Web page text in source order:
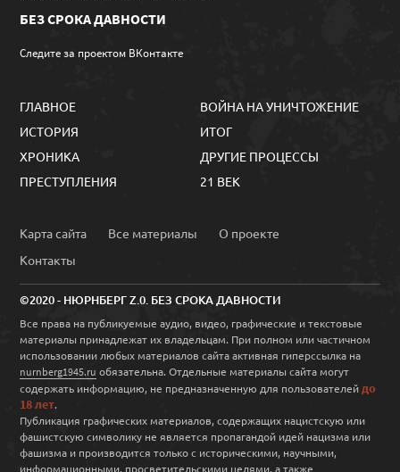
БЕЗ СРОКА ДАВНОСТИ
Следите за проектом ВКонтакте
ГЛАВНОЕ
ИСТОРИЯ
ХРОНИКА
ПРЕСТУПЛЕНИЯ
ВОЙНА НА УНИЧТОЖЕНИЕ
ИТОГ
ДРУГИЕ ПРОЦЕССЫ
21 ВЕК
Карта сайта Все материалы
О проекте
Контакты
©2020 - НЮРНБЕРГ Z.0. БЕЗ СРОКА ДАВНОСТИ
Все права на публикуемые аудио, видео, графические и текстовые
материалы принадлежат их владельцам. При полном или частичном
использовании любых материалов сайта активная гиперссылка на
nurnberg1945.ru обязательна. Отдельные материалы сайта могут
содержать информацию, не предназначенную для пользователейдо
18 лет.
Публикация графических материалов, содержащих нацистскую или
фашистскую символику не является пропагандой идей нацизма или
фашизма и производится только с историческими, научными,
информационными, просветительскими целями, а также